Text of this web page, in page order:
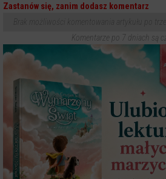
Zastanów się, zanim dodasz komentarz
Komentarze po 7 dniach są